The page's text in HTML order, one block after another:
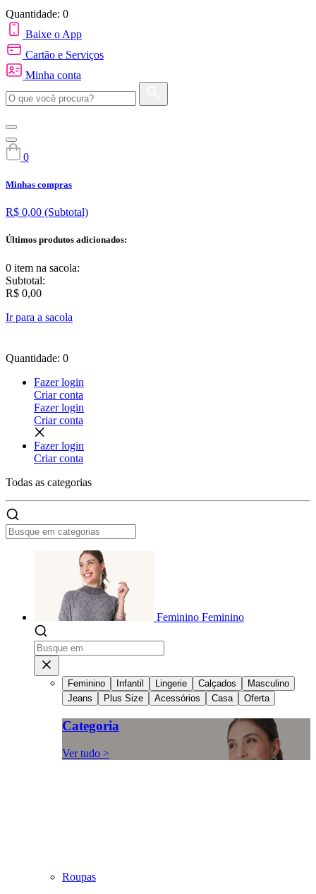
Quantidade: 0
Baixe o App
Cartão e Serviços
Minha conta
0
Minhas compras
R$ 0,00 (Subtotal)
Últimos produtos adicionados:
0 item na sacola:
Subtotal:
R$ 0,00
Ir para a sacola
Quantidade: 0
Fazer login
Criar conta
Fazer login
Criar conta
Fazer login
Criar conta
Todas as categorias
Feminino Feminino
Feminino Infantil Lingerie Calçados
Masculino
Jeans
Plus Size Acessórios Casa Oferta
Categoria
Ver tudo >
Roupas